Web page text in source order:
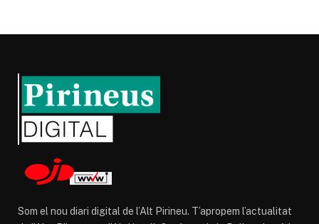
Som el nou diari digital de l’Alt Pirineu. T’apropem l’actualitat